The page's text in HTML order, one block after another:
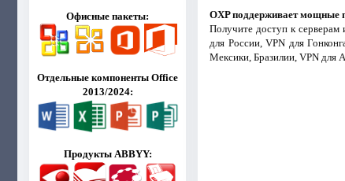
Офисные пакеты:
Отдельные компоненты Office
2013/2024:
Продукты ABBYY:
OXP поддерживает мощные
Получите доступ к
для России, VPN для
Мексики, Бразилии, VPN для